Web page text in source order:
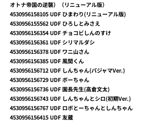
オトナ帝国の逆襲）（リニューアル版）
4530956158105 UDF ひまわり(リニューアル版)
4530956155562 UDF ひろしとみさえ
4530956156354UDF チョコビしんのすけ
4530956156361 UDF シリマルダシ
4530956156378 UDF ワニ山さん
4530956156385 UDF 風間くん
4530956156712 UDF しんちゃん(パジャマVer.)
4530956156729 UDF ボーちゃん
4530956156736 UDF 園長先生(高倉文太)
4530956156743 UDF しんちゃんとシロ(初期Ver.)
4530956156767 UDF ロボとーちゃんとしんちゃん
4530956156415 UDF 友蔵